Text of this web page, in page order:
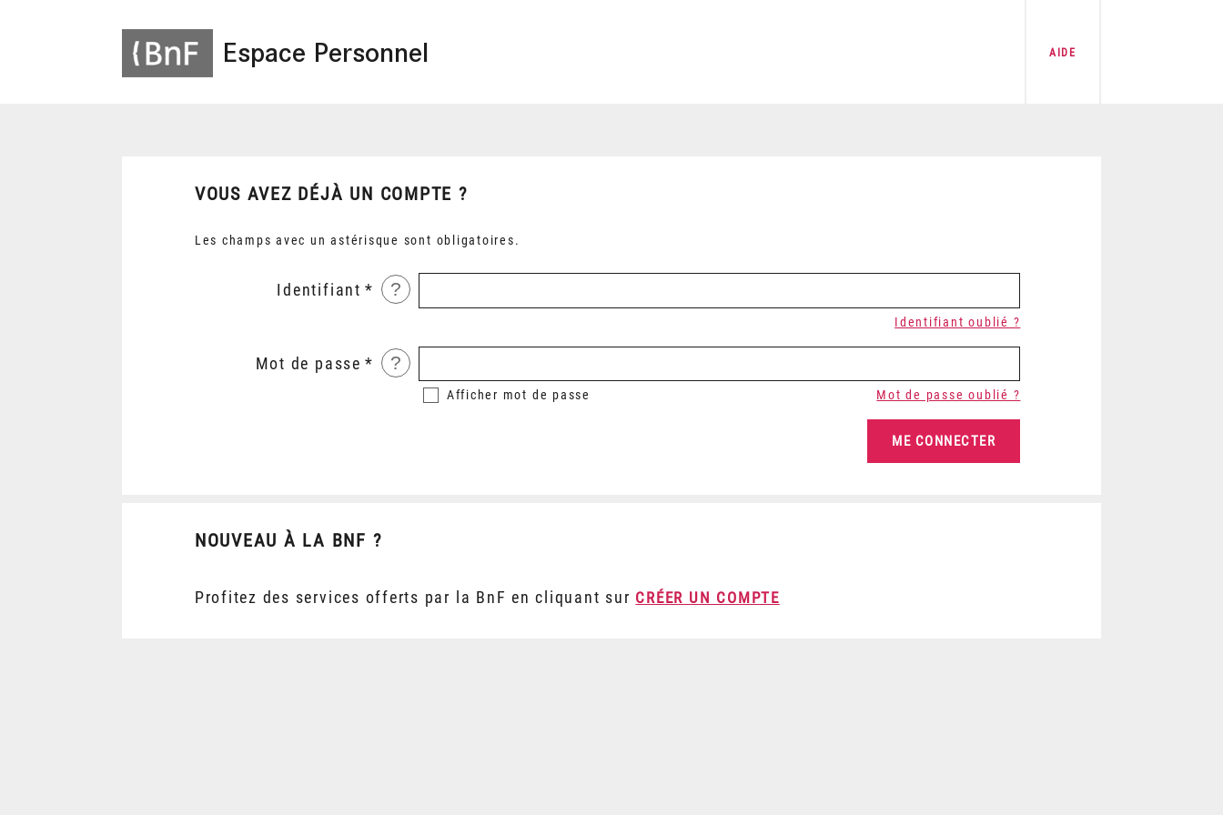
Espace Personnel AIDE
VOUS AVEZ DÉJÀ UN COMPTE ?
Les champs avec un astérisque sont obligatoires.
Identifiant ?
Identifiant oublié ?
Mot de passe ?
Afficher mot de passe Mot de passe oublié ?
NOUVEAU À LA BNF ?
Profitez des services offerts par la BnF en cliquant sur CRÉER UN COMPTE